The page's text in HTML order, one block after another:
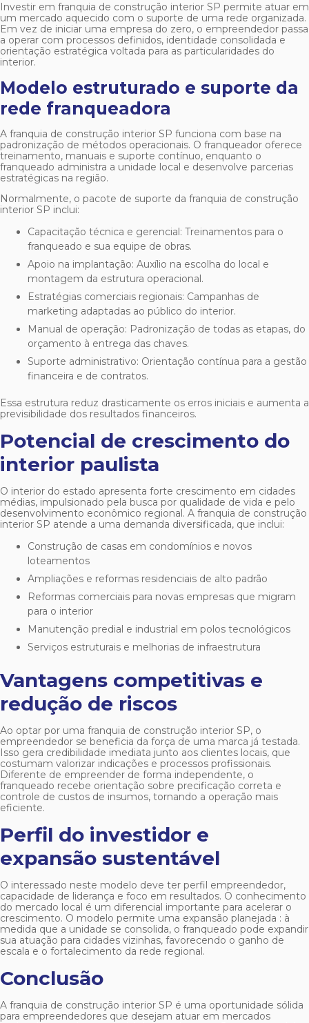
Investir em franquia de construção interior SP permite atuar em
um mercado aquecido com o suporte de uma rede organizada.
Em vez de iniciar uma empresa do zero, o empreendedor passa
a operar com processos definidos, identidade consolidada e
orientação estratégica voltada para as particularidades do
interior.
Modelo estruturado e suporte da
rede franqueadora
A franquia de construção interior SP funciona com base na
padronização de métodos operacionais. O franqueador oferece
treinamento, manuais e suporte contínuo, enquanto o
franqueado administra a unidade local e desenvolve parcerias
estratégicas na região.
Normalmente, o pacote de suporte da franquia de construção
interior SP inclui:
Capacitação técnica e gerencial: Treinamentos para o
franqueado e sua equipe de obras.
Apoio na implantação: Auxílio na escolha do local e
montagem da estrutura operacional.
Estratégias comerciais regionais: Campanhas de
marketing adaptadas ao público do interior.
Manual de operação: Padronização de todas as etapas, do
orçamento à entrega das chaves.
Suporte administrativo: Orientação contínua para a gestão
financeira e de contratos.
Essa estrutura reduz drasticamente os erros iniciais e aumenta a
previsibilidade dos resultados financeiros.
Potencial de crescimento do
interior paulista
O interior do estado apresenta forte crescimento em cidades
médias, impulsionado pela busca por qualidade de vida e pelo
desenvolvimento econômico regional. A franquia de construção
interior SP atende a uma demanda diversificada, que inclui:
Construção de casas em condomínios e novos
loteamentos
Ampliações e reformas residenciais de alto padrão
Reformas comerciais para novas empresas que migram
para o interior
Manutenção predial e industrial em polos tecnológicos
Serviços estruturais e melhorias de infraestrutura
Vantagens competitivas e
redução de riscos
Ao optar por uma franquia de construção interior SP, o
empreendedor se beneficia da força de uma marca já testada.
Isso gera credibilidade imediata junto aos clientes locais, que
costumam valorizar indicações e processos profissionais.
Diferente de empreender de forma independente, o
franqueado recebe orientação sobre precificação correta e
controle de custos de insumos, tornando a operação mais
eficiente.
Perfil do investidor e
expansão sustentável
O interessado neste modelo deve ter perfil empreendedor,
capacidade de liderança e foco em resultados. O conhecimento
do mercado local é um diferencial importante para acelerar o
crescimento. O modelo permite uma expansão planejada : à
medida que a unidade se consolida, o franqueado pode expandir
sua atuação para cidades vizinhas, favorecendo o ganho de
escala e o fortalecimento da rede regional.
Conclusão
A franquia de construção interior SP é uma oportunidade sólida
para empreendedores que desejam atuar em mercados